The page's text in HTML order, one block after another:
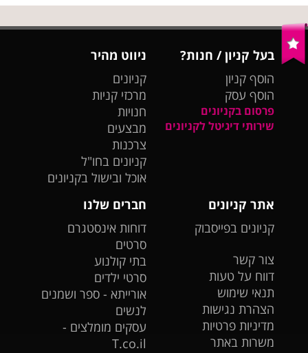
בעל קניון / חנות?
הוסף קניון
הוסף עסק
פרסום בקניונים
שירותי דיגיטל לקניונים
ניווט מהיר
קניונים
מרכזי קניות
חנויות
מבצעים
צרכנות
קניונים בחו"ל
אוכל ובישול בקניונים
אתר קניונים
קניונים בפייסבוק
צור קשר
דווח על טעות
תנאי שימוש
הצהרת נגישות
מדיניות פרטיות
משרות באתר
חברים שלנו
דוחות אינסטגרם
סרטים
בתי קולנוע
סרטי ילדים
אורייתא - ספר ושמנים
לנשים
עסקים מומלצים -
T.co.il